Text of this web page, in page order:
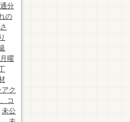
分
の
月曜
ク
コ
未公